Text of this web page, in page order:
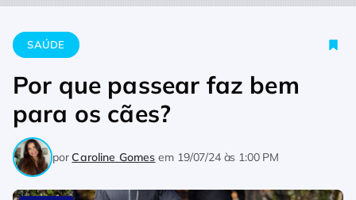
Home Saúde
SAÚDE
Por que passear faz bem
para os cães?
porCaroline Gomes em 19/07/24 às 1:00 PM